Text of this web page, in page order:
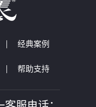
经典案例
帮助支持